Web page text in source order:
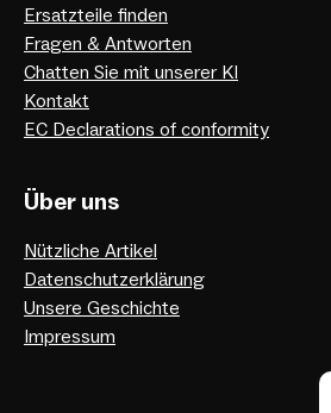
Ersatzteile finden
Fragen & Antworten
Chatten Sie mit unserer KI
Kontakt
EC Declarations of conformity
Über uns
Nützliche Artikel
Datenschutzerklärung
Unsere Geschichte
Impressum